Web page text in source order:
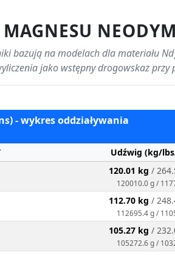
bazują na modelach dla materiału Nd
jako wstępny drogowskaz
- wykres oddziaływania
Udźwig (kg/
120.01 kg /
120010.0 g /
112.70 kg /
112695.4 g /
105.27 kg /
105272.6 g /